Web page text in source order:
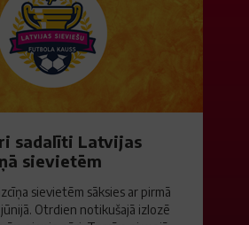
sadalīti Latvijas
sievietēm
sievietēm sāksies ar pirmā
Otrdien notikušajā izlozē